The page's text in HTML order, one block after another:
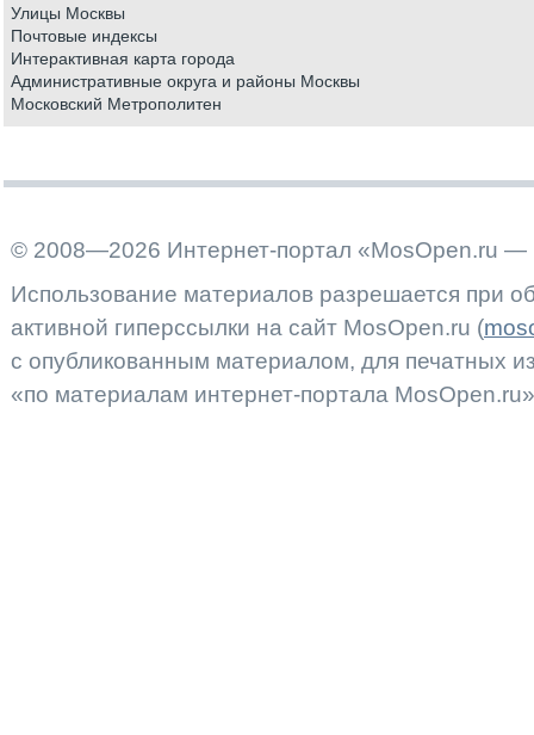
Улицы Москвы
Почтовые индексы
Интерактивная карта города
Административные округа и районы Москвы
Московский Метрополитен
© 2008—2026 Интернет-портал «MosOpen.ru —
Использование материалов разрешается при
активной гиперссылки на сайт MosOpen.ru (
с опубликованным материалом, для печатных
«по материалам интернет-портала